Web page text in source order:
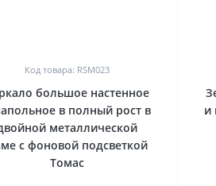
Код товара: RSM023
большое настенное
в полный рост в
металлической
с фоновой подсветкой
Томас
и